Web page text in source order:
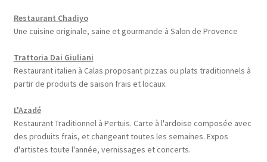
Restaurant Chadiyo
Une cuisine originale, saine et gourmande à Salon de Provence
Trattoria Dai Giuliani
Restaurant italien à Calas proposant pizzas ou plats traditionnels à
partir de produits de saison frais et locaux.
L'Azadé
Restaurant Traditionnel à Pertuis. Carte à l'ardoise composée avec
des produits frais, et changeant toutes les semaines. Expos
d'artistes toute l'année, vernissages et concerts.